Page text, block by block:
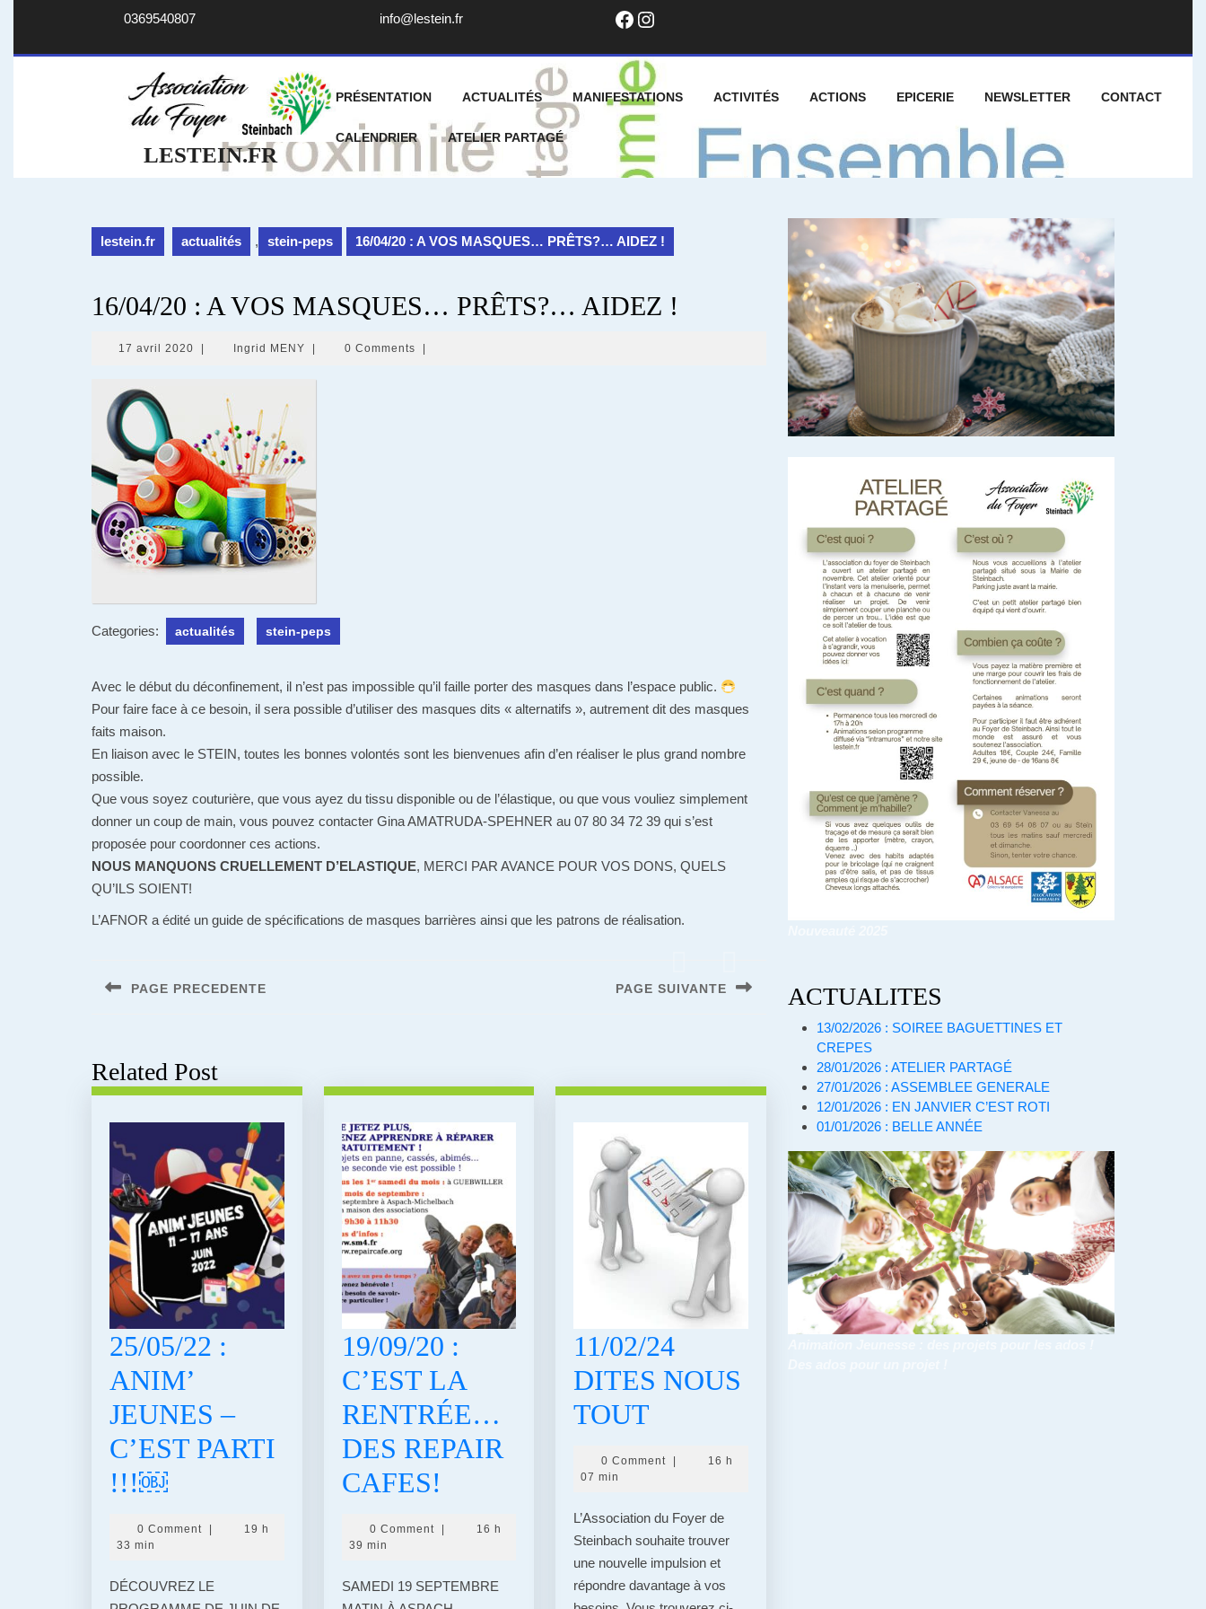
0369540807 info@lestein.frinfo@lestein.fr Facebook
Instagram
LESTEIN.FR
PRÉSENTATION ACTUALITÉS MANIFESTATIONS ACTIVITÉS ACTIONS EPICERIE NEWSLETTER CONTACT
CALENDRIER ATELIER PARTAGÉ
lestein.fr actualités , stein-peps 16/04/20 : A VOS MASQUES… PRÊTS?… AIDEZ !
16/04/20 : A VOS MASQUES… PRÊTS?… AIDEZ !
17 avril 2020 17
Ingrid MENY Ingrid
0 Comments
Categories: actualités stein-peps
Avec le début du déconfinement, il n’est pas impossible qu’il faille porter des masques dans l’espace public.
Pour faire face à ce besoin, il sera possible d’utiliser des masques dits « alternatifs », autrement dit des masques
faits maison.
En liaison avec le STEIN, toutes les bonnes volontés sont les bienvenues afin d’en réaliser le plus grand nombre
possible.
Que vous soyez couturière, que vous ayez du tissu disponible ou de l’élastique, ou que vous vouliez simplement
donner un coup de main, vous pouvez contacter Gina AMATRUDA-SPEHNER au 07 80 34 72 39 qui s’est
proposée pour coordonner ces actions.
NOUS MANQUONS CRUELLEMENT D’ELASTIQUE, MERCI PAR AVANCE POUR VOS DONS, QUELS
QU’ILS SOIENT!
L’AFNOR a édité un guide de spécifications de masques barrières ainsi que les patrons de réalisation.
de
PAGE PRECEDENTE PAGE SUIVANTE
Related Post
25/05/22 :
ANIM’
JEUNES –
C’EST PARTI
!!!￼25/05/22
JEUNES
0 Comment
19 h
33 min
DÉCOUVREZ LE
19/09/20 :
C’EST LA
RENTRÉE…
DES REPAIR
CAFES!
LA
0 Comment
16 h
39 min
SAMEDI 19 SEPTEMBRE
11/02/24
DITES NOUS
TOUT
TOUT
0 Comment
16 h
07 min
L’Association du Foyer de
Steinbach souhaite trouver
une nouvelle impulsion et
répondre davantage à vos
ACTUALITES
13/02/2026 : SOIREE BAGUETTINES ET
CREPES
28/01/2026 : ATELIER PARTAGÉ
27/01/2026 : ASSEMBLEE GENERALE
12/01/2026 : EN JANVIER C’EST ROTI
01/01/2026 : BELLE ANNÉE